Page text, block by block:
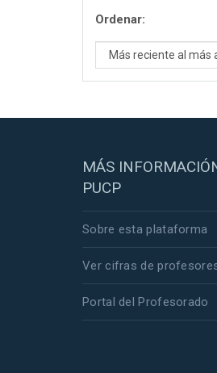
Ordenar:
MÁS
PUCP
Sobre esta plataforma
Ver cifras de
Portal del Profesorado